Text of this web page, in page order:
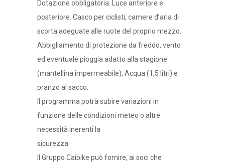
Dotazione obbligatoria: Luce anteriore e
posteriore. Casco per ciclisti, camere d’aria di
scorta adeguate alle ruote del proprio mezzo.
Abbigliamento di protezione da freddo, vento
ed eventuale pioggia adatto alla stagione
(mantellina impermeabile), Acqua (1,5 litri) e
pranzo al sacco.
Il programma potrà subire variazioni in
funzione delle condizioni meteo o altre
necessità inerenti la
sicurezza.
Il Gruppo Caibike può fornire, ai soci che